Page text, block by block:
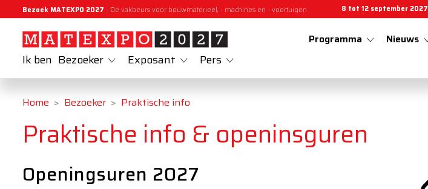
Bezoek MATEXPO 2027 - De vakbeurs voor bouwmaterieel, - machines en - voertuigen 8 tot 12 september 2027
Programma Nieuws
Ik ben Bezoeker Exposant Pers
Home Bezoeker Praktische info
Praktische info & openinsguren
Openingsuren 2027